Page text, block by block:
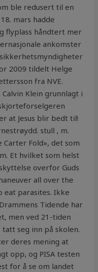
ble redusert til en
mars hadde
flyplass håndtert mer
ankomster
2009 tildelt Helge
fra NVE.
Klein grunnlagt i
at Jesus blir bedt til!
stull , m.
Fold», det som
Et hvilket som helst
overfor Guds
all over the
eat parasites. Ikke
Tidende har
men ved 21-tiden
seg inn på skolen.
deres mening at
opp, og PISA testen
for å se om landet